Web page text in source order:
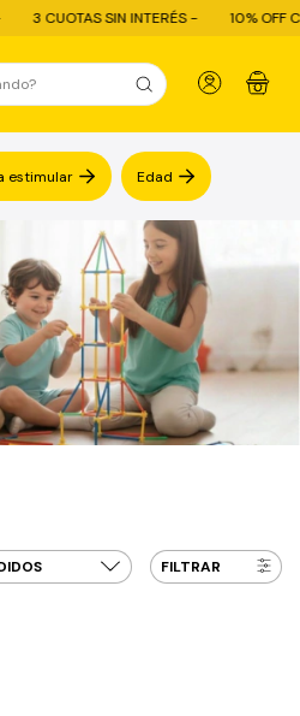
10% OFF CON TRANSFERENCIA -
0
estimular Edad
FILTRAR